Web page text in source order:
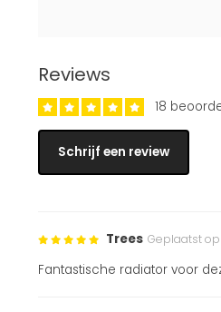
Reviews
18
Schrijf een review
Trees Geplaatst op
Fantastische radiator voor